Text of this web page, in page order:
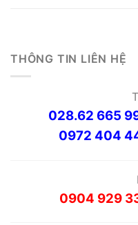
THÔNG TIN LIÊN HỆ
028.62 665
0972 404
0904 929